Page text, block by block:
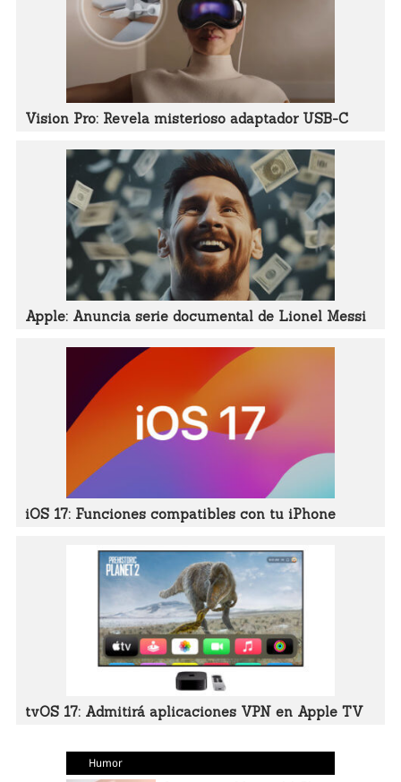
Vision Pro: Revela misterioso adaptador USB-C
Apple: Anuncia serie documental de Lionel Messi
iOS 17: Funciones compatibles con tu iPhone
tvOS 17: Admitirá aplicaciones VPN en Apple TV
Humor